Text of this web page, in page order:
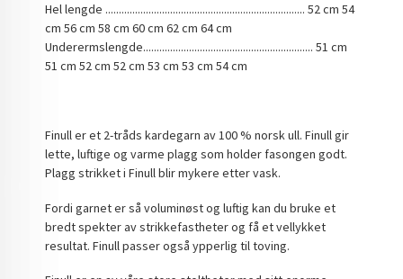
Hel lengde .......................................................................... 52 cm 54
cm 56 cm 58 cm 60 cm 62 cm 64 cm
Underermslengde............................................................... 51 cm
51 cm 52 cm 52 cm 53 cm 53 cm 54 cm
Finull er et 2-tråds kardegarn av 100 % norsk ull. Finull gir
lette, luftige og varme plagg som holder fasongen godt.
Plagg strikket i Finull blir mykere etter vask.
Fordi garnet er så voluminøst og luftig kan du bruke et
bredt spekter av strikkefastheter og få et vellykket
resultat. Finull passer også ypperlig til toving.